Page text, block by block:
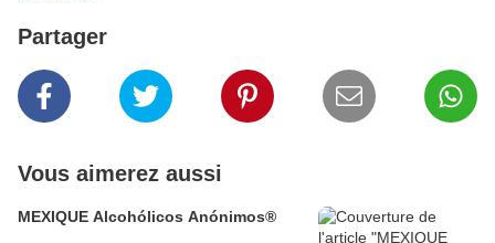
Partager
Vous aimerez aussi
MEXIQUE Alcohólicos Anónimos®